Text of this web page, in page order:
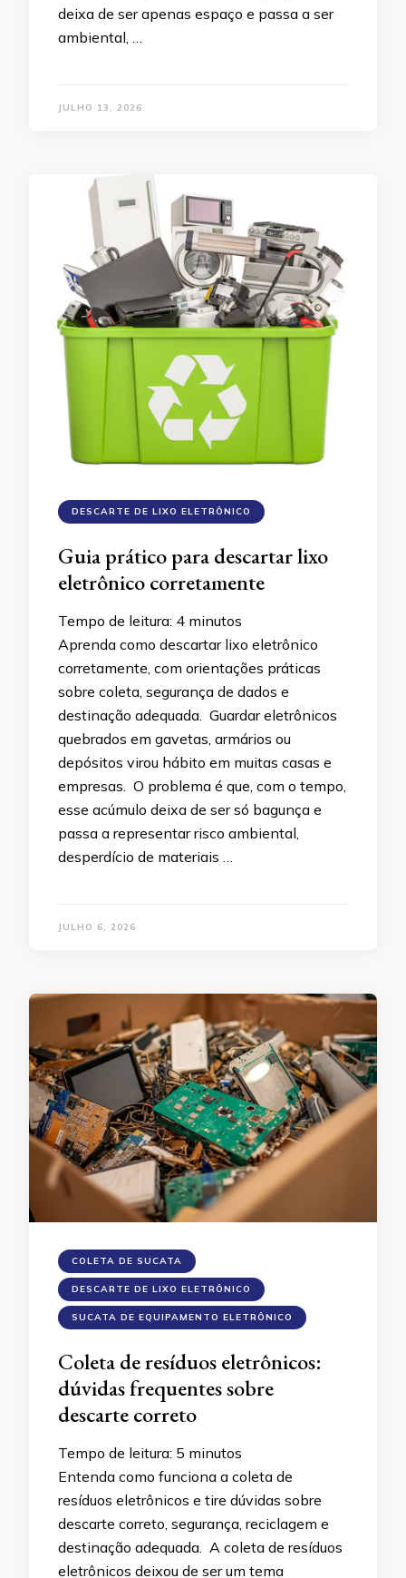
deixa de ser apenas espaço e passa a ser
ambiental, …
JULHO 13, 2026
DESCARTE DE LIXO ELETRÔNICO
Guia prático para descartar lixo
eletrônico corretamente
Tempo de leitura: 4 minutos
Aprenda como descartar lixo eletrônico
corretamente, com orientações práticas
sobre coleta, segurança de dados e
destinação adequada. Guardar eletrônicos
quebrados em gavetas, armários ou
depósitos virou hábito em muitas casas e
empresas. O problema é que, com o tempo,
esse acúmulo deixa de ser só bagunça e
passa a representar risco ambiental,
desperdício de materiais …
JULHO 6, 2026
COLETA DE SUCATA
DESCARTE DE LIXO ELETRÔNICO
SUCATA DE EQUIPAMENTO ELETRÔNICO
Coleta de resíduos eletrônicos:
dúvidas frequentes sobre
descarte correto
Tempo de leitura: 5 minutos
Entenda como funciona a coleta de
resíduos eletrônicos e tire dúvidas sobre
descarte correto, segurança, reciclagem e
destinação adequada. A coleta de resíduos
eletrônicos deixou de ser um tema